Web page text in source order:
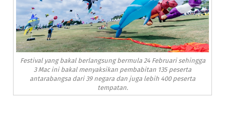
Festival yang bakal berlangsung bermula 24 Februari sehingga
3 Mac ini bakal menyaksikan pembabitan 135 peserta
antarabangsa dari 39 negara dan juga lebih 400 peserta
tempatan.